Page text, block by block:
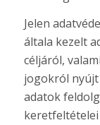
Jelen
általa kezelt
céljáról,
jogokról nyújt
adatok